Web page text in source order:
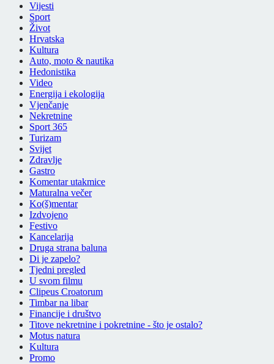
Vijesti
Sport
Život
Hrvatska
Kultura
Auto, moto & nautika
Hedonistika
Video
Energija i ekologija
Vjenčanje
Nekretnine
Sport 365
Turizam
Svijet
Zdravlje
Gastro
Komentar utakmice
Maturalna večer
Ko(š)mentar
Izdvojeno
Festivo
Kancelarija
Druga strana baluna
Di je zapelo?
Tjedni pregled
U svom filmu
Clipeus Croatorum
Timbar na libar
Financije i društvo
Titove nekretnine i pokretnine - što je ostalo?
Motus natura
Kultura
Promo